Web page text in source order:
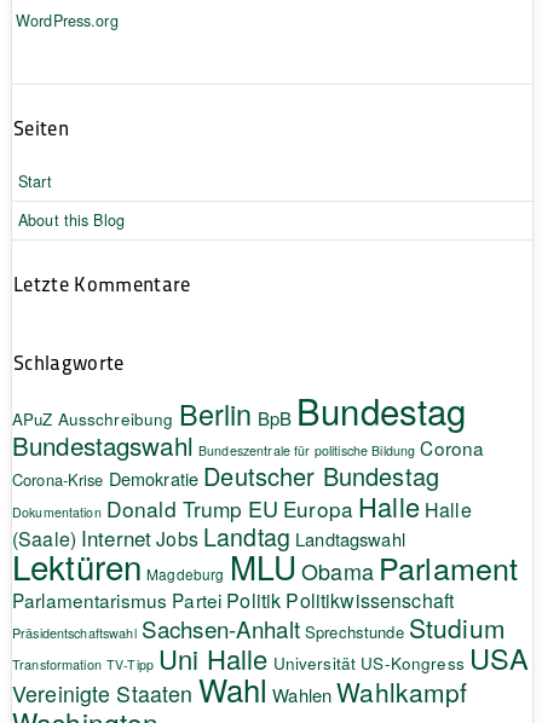
WordPress.org
Seiten
Start
About this Blog
Letzte Kommentare
Schlagworte
APuZ Ausschreibung Berlin BpB Bundestag
Bundestagswahl Bundeszentrale für politische Bildung Corona
Corona-Krise Demokratie Deutscher Bundestag
Dokumentation Donald Trump EU Europa Halle Halle
(Saale) InternetJobs Landtag Landtagswahl
Lektüren Magdeburg MLU Obama Parlament
Parlamentarismus Partei Politik Politikwissenschaft
Präsidentschaftswahl Sachsen-Anhalt Sprechstunde Studium
Transformation TV-Tipp Uni Halle Universität US-Kongress USA
Vereinigte Staaten Wahl Wahlen Wahlkampf